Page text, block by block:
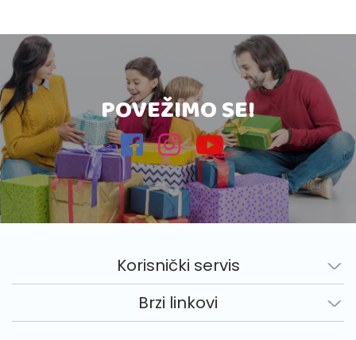
POVEŽIMO SE!
Korisnički servis
Brzi linkovi